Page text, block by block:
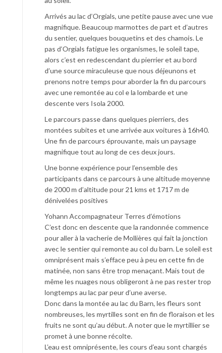
Arrivés au lac d’Orgials, une petite pause avec une vue
magnifique. Beaucoup marmottes de part et d’autres
du sentier, quelques bouquetins et des chamois. Le
pas d’Orgials fatigue les organismes, le soleil tape,
alors c’est en redescendant du pierrier et au bord
d’une source miraculeuse que nous déjeunons et
prenons notre temps pour aborder la fin du parcours
avec une remontée au col e la lombarde et une
descente vers Isola 2000.
Le parcours passe dans quelques pierriers, des
montées subites et une arrivée aux voitures à 16h40.
Une fin de parcours éprouvante, mais un paysage
magnifique tout au long de ces deux jours.
Une bonne expérience pour l’ensemble des
participants dans ce parcours à une altitude moyenne
de 2000 m d’altitude pour 21 kms et 1717 m de
dénivelées positives
Yohann Accompagnateur Terres d’émotions
C’est donc en descente que la randonnée commence
pour aller à la vacherie de Mollières qui fait la jonction
avec le sentier qui remonte au col du barn. Le soleil est
omniprésent mais s’efface peu à peu en cette fin de
matinée, non sans être trop menaçant. Mais tout de
même les nuages nous obligeront à ne pas rester trop
longtemps au lac par peur d’une averse.
Donc dans la montée au lac du Barn, les fleurs sont
nombreuses, les myrtilles sont en fin de floraison et les
fruits ne sont qu’au début. A noter que le myrtillier se
promet à une bonne récolte.
L’eau est omniprésente, les cours d’eau sont chargés